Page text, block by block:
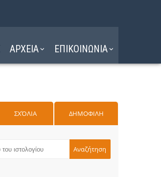
ΑΡΧΕΙΑ ΕΠΙΚΟΙΝΩΝΙΑ
ΣΧΌΛΙΑ ΔΗΜΟΦΙΛΗ